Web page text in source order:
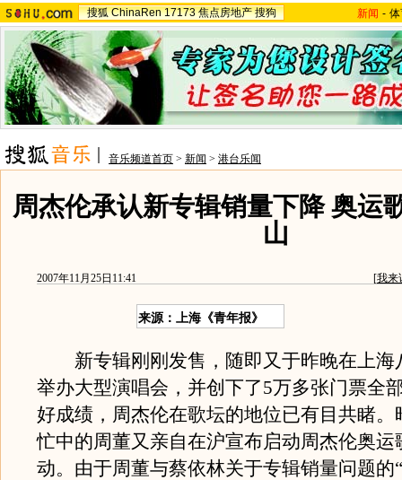
搜狐 ChinaRen 17173 焦点房地产 搜狗 新闻 -
音乐频道首页 > 新闻 > 港台乐闻
周杰伦承认新专辑销量下降 奥运
山
2007年11月25日11:41 [我来
来源：上海《青年报》
新专辑刚刚发售，随即又于昨晚在上海
举办大型演唱会，并创下了5万多张门票全
好成绩，周杰伦在歌坛的地位已有目共睹。
忙中的周董又亲自在沪宣布启动周杰伦奥运
动。由于周董与蔡依林关于专辑销量问题的